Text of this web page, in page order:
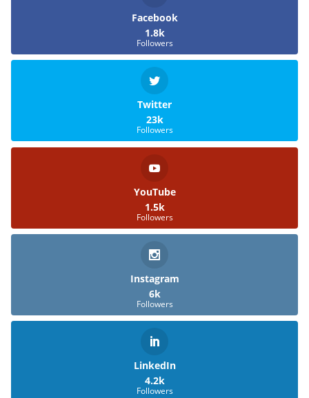
Facebook
1.8k
Followers
Twitter
23k
Followers
YouTube
1.5k
Followers
Instagram
6k
Followers
LinkedIn
4.2k
Followers